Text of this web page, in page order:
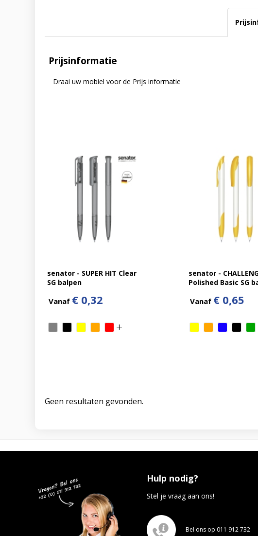
Prijsinformatie
Draai uw mobiel voor de Prijs informatie
senator - SUPER HIT Clear
SG balpen
Vanaf € 0,32
senator -
Polished Basic SG
Vanaf € 0,65
Geen resultaten gevonden.
Hulp nodig?
Stel je vraag aan ons!
Bel ons op 011 912 732